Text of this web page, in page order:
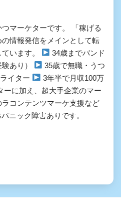
マーケターです。 「稼げる
情報発信をメインとして転
います。
34歳までバンド
あり）
35歳で無職・うつ
イター
3年半で月収100万
ーに加え、超大手企業のマー
コンテンツマーケ支援など
ニック障害ありです。